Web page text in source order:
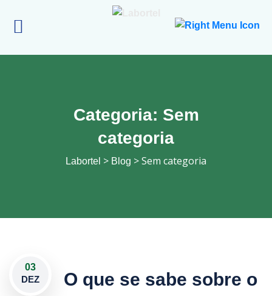
Categoria: Sem
categoria
Labortel > Blog > Sem categoria
03
DEZ
O que se sabe sobre o